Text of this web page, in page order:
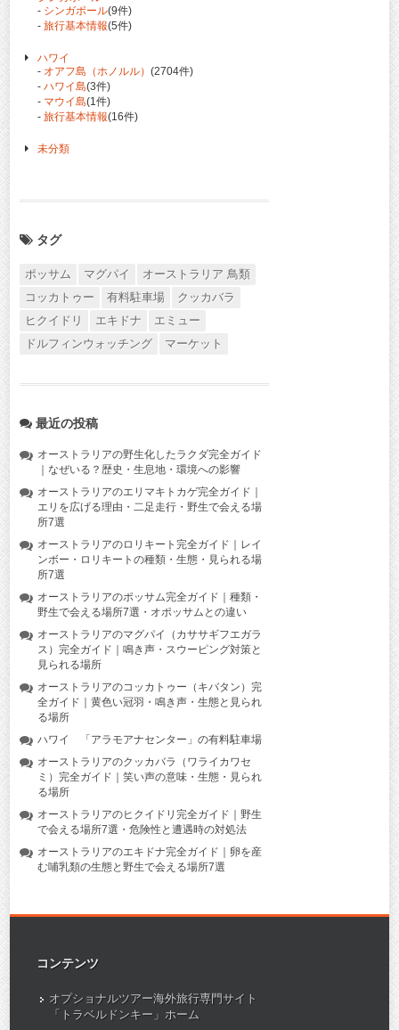
- シンガポール(9件)
- 旅行基本情報(5件)
ハワイ
- オアフ島（ホノルル） (2704件)
- ハワイ島(3件)
- マウイ島(1件)
- 旅行基本情報(16件)
未分類
タグ
ポッサム マグパイ
オーストラリア 鳥類
コッカトゥー
有料駐車場
クッカバラ
ヒクイドリ
エキドナ
エミュー
ドルフィンウォッチング
マーケット
最近の投稿
オーストラリアの野生化したラクダ完全ガイド
｜なぜいる？歴史・生息地・環境への影響
オーストラリアのエリマキトカゲ完全ガイド｜
エリを広げる理由・二足走行・野生で会える場
所7選
オーストラリアのロリキート完全ガイド｜レイ
ンボー・ロリキートの種類・生態・見られる場
所7選
オーストラリアのポッサム完全ガイド｜種類・
野生で会える場所7選・オポッサムとの違い
オーストラリアのマグパイ（カササギフエガラ
ス）完全ガイド｜鳴き声・スウーピング対策と
見られる場所
オーストラリアのコッカトゥー（キバタン）完
全ガイド｜黄色い冠羽・鳴き声・生態と見られ
る場所
ハワイ 「アラモアナセンター」の有料駐車場
オーストラリアのクッカバラ（ワライカワセ
ミ）完全ガイド｜笑い声の意味・生態・見られ
る場所
オーストラリアのヒクイドリ完全ガイド｜野生
で会える場所7選・危険性と遭遇時の対処法
オーストラリアのエキドナ完全ガイド｜卵を産
む哺乳類の生態と野生で会える場所7選
コンテンツ
オプショナルツアー海外旅行専門サイト
「トラベルドンキー」ホーム